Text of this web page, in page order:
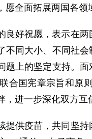
全面拓展两国各领
良好祝愿，表示在
不同大小、不同社
题上的坚定支持。
合国宪章宗旨和原
进一步深化双方互
提供疫苗，共同坚